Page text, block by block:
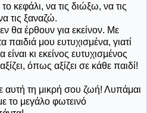
κεφάλι, να τις διώξω, να τις
τις ξαναζώ.
θα έρθουν για εκείνον. Με
μου ευτυχισμένα, γιατί
κι εκείνος ευτυχισμένος
όπως αξίζει σε κάθε παιδί!
τη μικρή σου ζωή! Λυπάμαι
το μεγάλο φωτεινό